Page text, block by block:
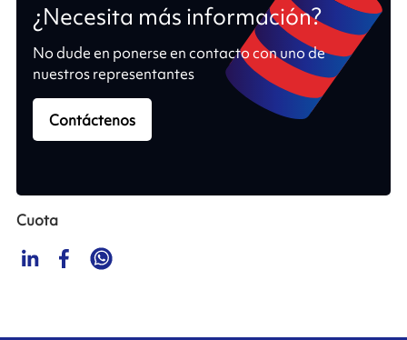
¿Necesita más información?
No dude en ponerse en contacto con uno de
nuestros representantes
Contáctenos
Cuota